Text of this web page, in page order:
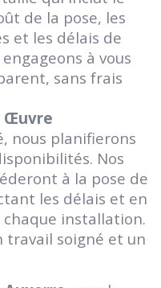
de la pose, les
et les délais de
à vous
sans frais
Œuvre
nous planifierons
Nos
à la pose de
les délais et en
installation.
travail soigné et un